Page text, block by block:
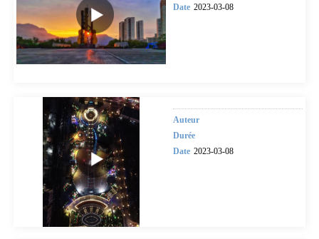
Date 2023-03-08
Auteur
Durée
Date 2023-03-08